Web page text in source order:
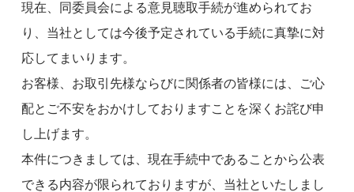
現在、同委員会による意見聴取手続が進められてお
り、当社としては今後予定されている手続に真摯に対
応してまいります。
お客様、お取引先様ならびに関係者の皆様には、ご心
配とご不安をおかけしておりますことを深くお詫び申
し上げます。
本件につきましては、現在手続中であることから公表
できる内容が限られておりますが、当社といたしまし